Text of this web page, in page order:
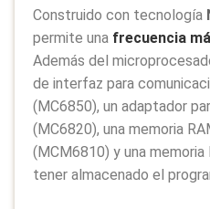
Construido con tecnología
permite una frecuencia
Además del
de interfaz para
(MC6850), un adaptador
(MC6820), una memoria
(MCM6810) y una
tener almacenado el